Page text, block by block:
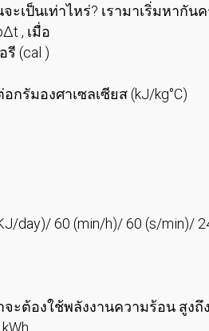
เป็นเท่าไหร่? เรามาเริ่มหากัน
, เมื่อ
(cal )
รัมองศาเซลเซียส (kJ/kg°C)
60 (min/h)/ 60 (s/min)/
ะต้องใช้พลังงานความร้อน สูงถึง